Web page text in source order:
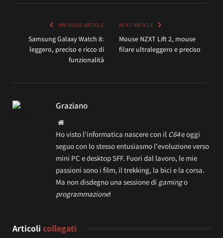
PREVIOUS ARTICLE
Samsung Galaxy Watch 8:
leggero, preciso e ricco di
funzionalità
NEXT ARTICLE
Mouse NZXT Lift 2, mouse
filare ultraleggero e preciso
Graziano
Website
Ho visto l'informatica nascere con il C64e oggi
seguo con lo stesso entusiasmo l'evoluzione verso
mini PC e desktop SFF. Fuori dal lavoro, le mie
passioni sono i film, il trekking, la bici e la corsa.
Ma non disdegno una sessione di gamingo
programmazione!
Articoli collegati